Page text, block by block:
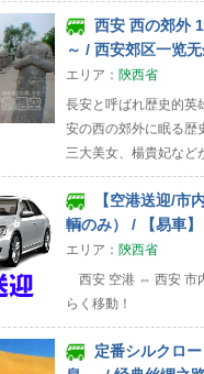
西安 西の郊外
～ / 西安郊区一览
エリア： 陝西省
長安と呼ばれ歴史的英
安の西の郊外に眠る歴
三大美女、楊貴妃など
【空港送迎/市
輌のみ） / 【易車
エリア： 陝西省
西安 空港 ⇔ 西安 市
らく移動！
定番シルクロ